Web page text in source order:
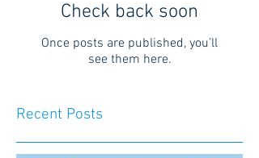
Check back soon
Once posts are published, you’ll
see them here.
Recent Posts